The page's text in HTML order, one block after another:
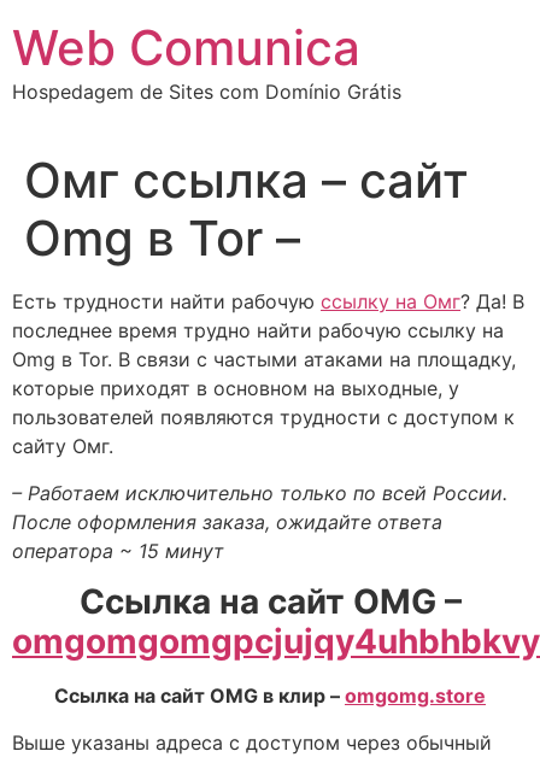
para
conteúdo
Web Comunica
Hospedagem de Sites com Domínio Grátis
Омг ссылка – сайт
Omg в Tor –
Есть трудности найти рабочую ссылку на Омг? Да! В
последнее время трудно найти рабочую ссылку на
Omg в Tor. В связи с частыми атаками на площадку,
которые приходят в основном на выходные, у
пользователей появляются трудности с доступом к
сайту Омг.
– Работаем исключительно только по всей России.
После оформления заказа, ожидайте ответа
оператора ~ 15 минут
Ссылка на сайт OMG –
Ссылка на сайт OMG в клир – omgomg.store
Выше указаны адреса с доступом через обычный